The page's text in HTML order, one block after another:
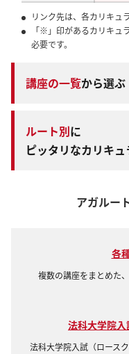
リンク先は、各カリキュ
「※」印があるカリキュ
必要です。
講座の一覧から選ぶ
ルート別に
ピッタリなカリキ
アガルー
各
複数の講座をまとめた、
法科大学院入
法科大学院入試（ロース